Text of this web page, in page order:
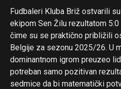
Fudbaleri Kluba Briž ostvarili
ekipom Sen Žilu rezultatom
čime su se praktično približili
Belgije za sezonu 2025/26. U
dominantnom igrom preuzeo
potreban samo pozitivan
sedmice da bi matematički